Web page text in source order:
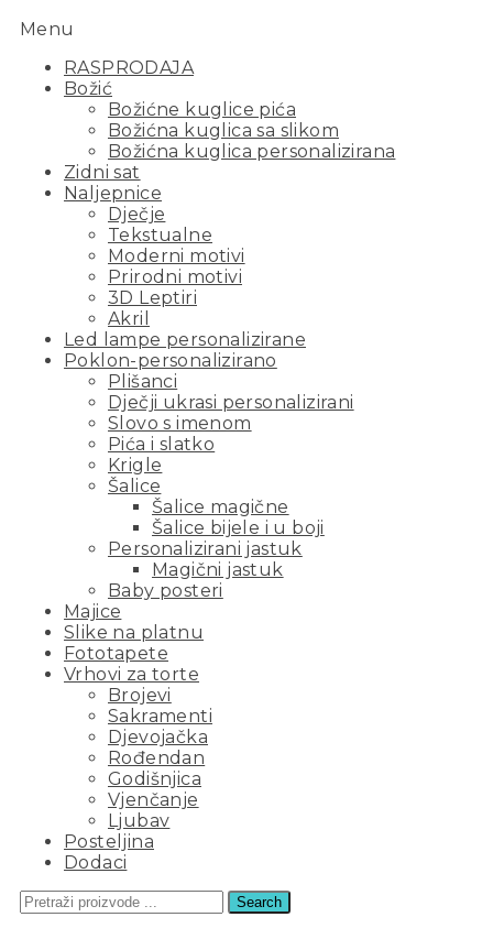
Menu
RASPRODAJA
Božić
Božićne kuglice pića
Božićna kuglica sa slikom
Božićna kuglica personalizirana
Zidni sat
Naljepnice
Dječje
Tekstualne
Moderni motivi
Prirodni motivi
3D Leptiri
Akril
Led lampe personalizirane
Poklon-personalizirano
Plišanci
Dječji ukrasi personalizirani
Slovo s imenom
Pića i slatko
Krigle
Šalice
Šalice magične
Šalice bijele i u boji
Personalizirani jastuk
Magični jastuk
Baby posteri
Majice
Slike na platnu
Fototapete
Vrhovi za torte
Brojevi
Sakramenti
Djevojačka
Rođendan
Godišnjica
Vjenčanje
Ljubav
Posteljina
Dodaci
Search